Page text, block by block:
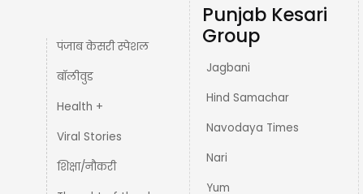
पंजाब केसरी स्पेशल
बॉलीवुड
Health +
Viral Stories
शिक्षा/नौकरी
Punjab Kesari
Group
Jagbani
Hind Samachar
Navodaya Times
Nari
Yum